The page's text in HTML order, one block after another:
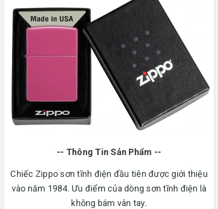
-- Thông Tin Sản Phẩm --
Chiếc Zippo sơn tĩnh điện đầu tiên được giới thiệu
vào năm 1984. Ưu điểm của dòng sơn tĩnh điện là
không bám vân tay.